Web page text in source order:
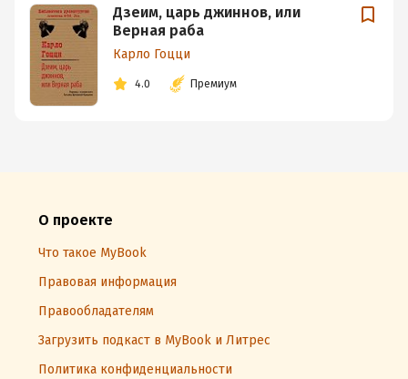
Дзеим, царь джиннов, или
Верная раба
Карло Гоцци
4.0 Премиум
О проекте
Что такое MyBook
Правовая информация
Правообладателям
Загрузить подкаст в MyBook и Литрес
Политика конфиденциальности